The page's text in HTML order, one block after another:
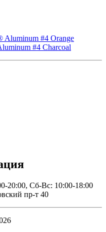
Aluminum #4 Orange
#4 Charcoal
20:00, Сб-Вс: 10:00-18:00
пр-т 40